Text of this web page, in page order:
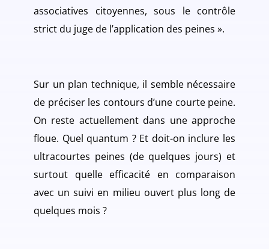
associatives citoyennes, sous le contrôle
strict du juge de l’application des peines ».
Sur un plan technique, il semble nécessaire
de préciser les contours d’une courte peine.
On reste actuellement dans une approche
floue. Quel quantum ? Et doit-on inclure les
ultracourtes peines (de quelques jours) et
surtout quelle efficacité en comparaison
avec un suivi en milieu ouvert plus long de
quelques mois ?